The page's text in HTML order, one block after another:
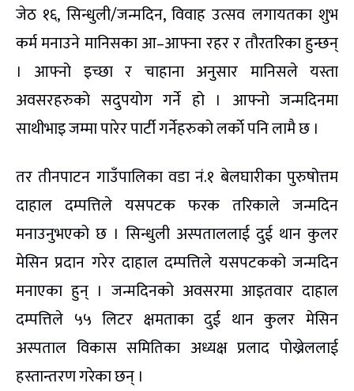
जेठ १६, सिन्धुली/जन्मदिन, विवाह उत्सव लगायतका शुभ
कर्म मनाउने मानिसका आ–आफ्ना रहर र तौरतरिका हुन्छन्
। आफ्नो इच्छा र चाहाना अनुसार मानिसले यस्ता
अवसरहरुको सदुपयोग गर्ने हो । आफ्नो जन्मदिनमा
साथीभाइ जम्मा पारेर पार्टी गर्नेहरुको लर्काे पनि लामै छ ।
तर तीनपाटन गाउँपालिका वडा नं.१ बेलघारीका पुरुषोत्तम
दाहाल दम्पत्तिले यसपटक फरक तरिकाले जन्मदिन
मनाउनुभएको छ । सिन्धुली अस्पताललाई दुई थान कुलर
मेसिन प्रदान गरेर दाहाल दम्पत्तिले यसपटकको जन्मदिन
मनाएका हुन् । जन्मदिनको अवसरमा आइतवार दाहाल
दम्पत्तिले ५५ लिटर क्षमताका दुई थान कुलर मेसिन
अस्पताल विकास समितिका अध्यक्ष प्रलाद पोख्रेललाई
हस्तान्तरण गरेका छन् ।